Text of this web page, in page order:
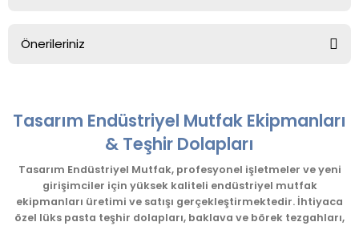
Önerileriniz
kullanarak tarafımıza iletebilirsiniz.
Görüş ve önerileriniz için teşekkür ederiz.
Ürün resmi kalitesiz, bozuk veya görüntülenemiyor.
Ürün açıklamasında eksik bilgiler bulunuyor.
Ürün bilgilerinde hatalar bulunuyor.
Tasarım Endüstriyel Mutfak Ekipmanları
& Teşhir Dolapları
Tasarım Endüstriyel Mutfak, profesyonel işletmeler ve yeni
girişimciler için yüksek kaliteli endüstriyel mutfak
ekipmanları üretimi ve satışı gerçekleştirmektedir. İhtiyaca
özel lüks pasta teşhir dolapları, baklava ve börek tezgahları,